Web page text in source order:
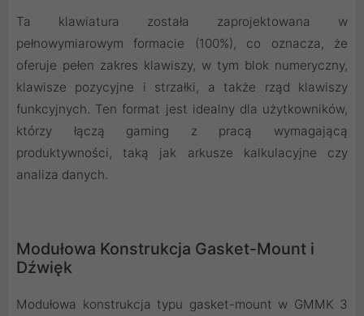
Ta klawiatura została zaprojektowana w
pełnowymiarowym formacie (100%), co oznacza, że
oferuje pełen zakres klawiszy, w tym blok numeryczny,
klawisze pozycyjne i strzałki, a także rząd klawiszy
funkcyjnych. Ten format jest idealny dla użytkowników,
którzy łączą gaming z pracą wymagającą
produktywności, taką jak arkusze kalkulacyjne czy
analiza danych.
Modułowa Konstrukcja Gasket-Mount i
Dźwięk
Modułowa konstrukcja typu gasket-mount w GMMK 3